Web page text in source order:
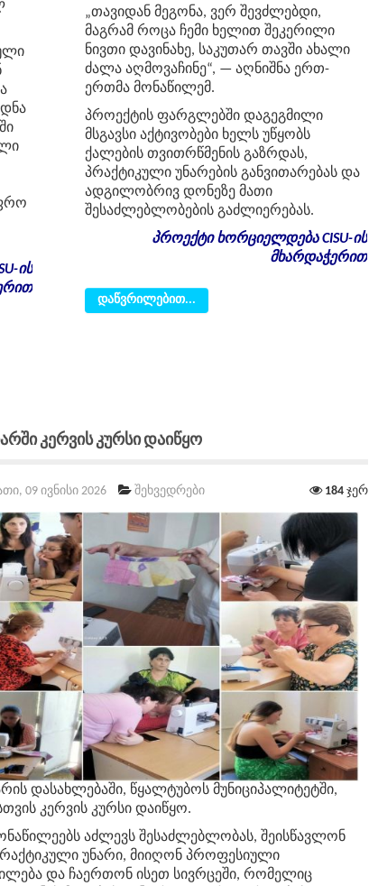
ის
„თავიდან მეგონა, ვერ შევძლებდი,
მაგრამ როცა ჩემი ხელით შეკერილი
ნივთი დავინახე, საკუთარ თავში ახალი
ძალა აღმოვაჩინე“, — აღნიშნა ერთ-
ერთმა მონაწილემ.
პროექტის ფარგლებში დაგეგმილი
მსგავსი აქტივობები ხელს უწყობს
ქალების თვითრწმენის გაზრდას,
პრაქტიკული უნარების განვითარებას და
ადგილობრივ დონეზე მათი
შესაძლებლობების გაძლიერებას.
პროექტი ხორციელდება CISU-ის
მხარდაჭერით
დაწვრილებით...
Კერვის Კურსი Დაიწყო
09 ივნისი 2026 შეხვედრები 184 ჯერ
დასახლებაში, წყალტუბოს მუნიციპალიტეტში,
კერვის კურსი დაიწყო.
აძლევს შესაძლებლობას, შეისწავლონ
უნარი, მიიღონ პროფესიული
და ჩაერთონ ისეთ სივრცეში, რომელიც